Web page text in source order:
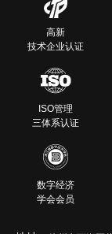
高新
技术企业认证
ISO管理
三体系认证
数字经济
学会会员